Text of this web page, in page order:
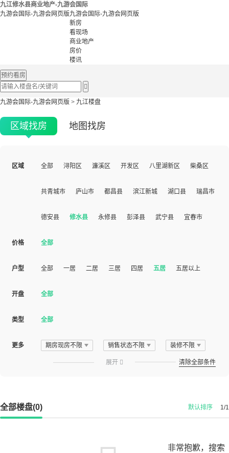
九江修水县商业地产-九游会国际
九游会国际-九游会网页版九游会国际-九游会网页版
新房
看现场
商业地产
房价
楼讯
预约看房

九游会国际-九游会网页版 > 九江楼盘
区域找房 地图找房
区域 全部 浔阳区 濂溪区 开发区 八里湖新区 柴桑区
共青城市 庐山市 都昌县 滨江新城 湖口县 瑞昌市
德安县 修水县 永修县 彭泽县 武宁县 宜春市
价格 全部
户型 全部 一居 二居 三居 四居 五居 五居以上
开盘 全部
类型 全部
更多 期房现房不限 销售状态不限 装修不限
展开  清除全部条件
全部楼盘(0) 1/1
默认排序
非常抱歉，搜索